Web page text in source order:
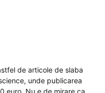
de articole de slaba
unde publicarea
euro. Nu e de mirare ca